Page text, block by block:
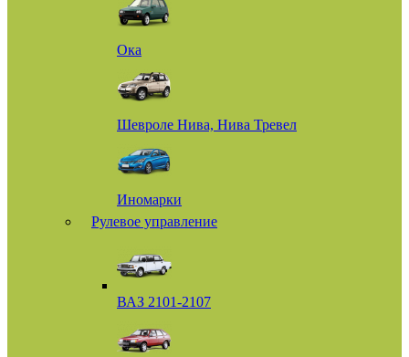
Ока
Шевроле Нива, Нива Тревел
Иномарки
Рулевое управление
ВАЗ 2101-2107